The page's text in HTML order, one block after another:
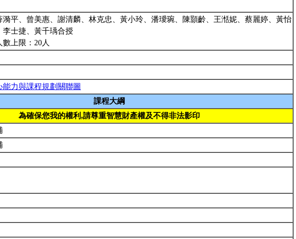
漪平、曾美惠、謝清麟、林克忠、黃小玲、潘璦琬、陳顥齡、王湉妮、蔡麗婷、黃怡
李士捷、黃千瑀合授
數上限：20人
能力與課程規劃關聯圖
課程大綱
為確保您我的權利,請尊重智慧財產權及不得非法影印